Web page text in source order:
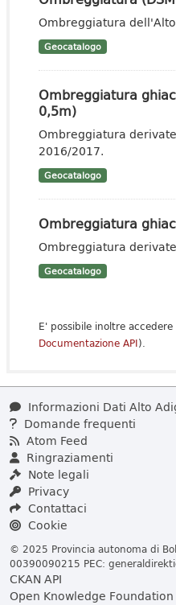
Ombreggiatura
Geocatalogo
Ombreggiatura
0,5m)
Ombreggiatura
2016/2017.
Geocatalogo
Ombreggiatura
Ombreggiatura
Geocatalogo
E' possibile inoltre
Documentazione API).
Informazioni Dati Alto
Domande frequenti
Atom Feed
Ringraziamenti
Note legali
Privacy
Contattaci
Cookie
© 2025 Provincia autonoma di
00390090215 PEC:
CKAN API
Open Knowledge Foundation